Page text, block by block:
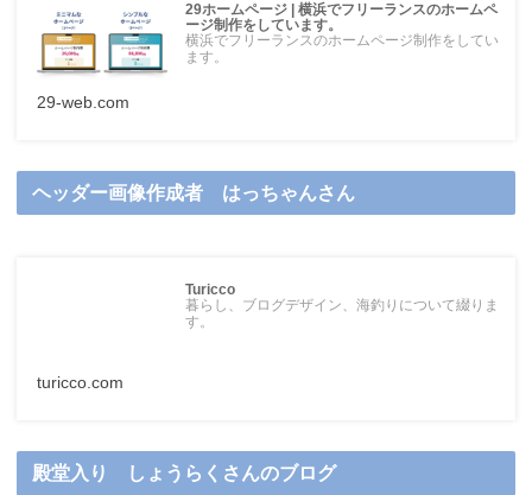
29ホームページ | 横浜でフリーランスのホームペ
ージ制作をしています。
横浜でフリーランスのホームページ制作をしてい
ます。
29-web.com
ヘッダー画像作成者 はっちゃんさん
Turicco
暮らし、ブログデザイン、海釣りについて綴りま
す。
turicco.com
殿堂入り しょうらくさんのブログ